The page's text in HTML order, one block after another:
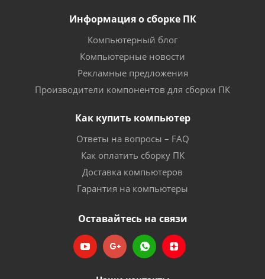
Информация о сборке ПК
Компьютерный блог
Компьютерные новости
Рекламные предложения
Производители компонентов для сборки ПК
Как купить компьютер
Ответы на вопросы – FAQ
Как оплатить сборку ПК
Доставка компьютеров
Гарантия на компьютеры
Оставайтесь на связи